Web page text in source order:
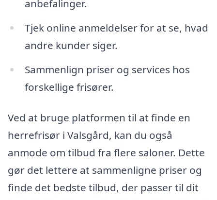
anbefalinger.
Tjek online anmeldelser for at se, hvad
andre kunder siger.
Sammenlign priser og services hos
forskellige frisører.
Ved at bruge platformen til at finde en
herrefrisør i Valsgård, kan du også
anmode om tilbud fra flere saloner. Dette
gør det lettere at sammenligne priser og
finde det bedste tilbud, der passer til dit